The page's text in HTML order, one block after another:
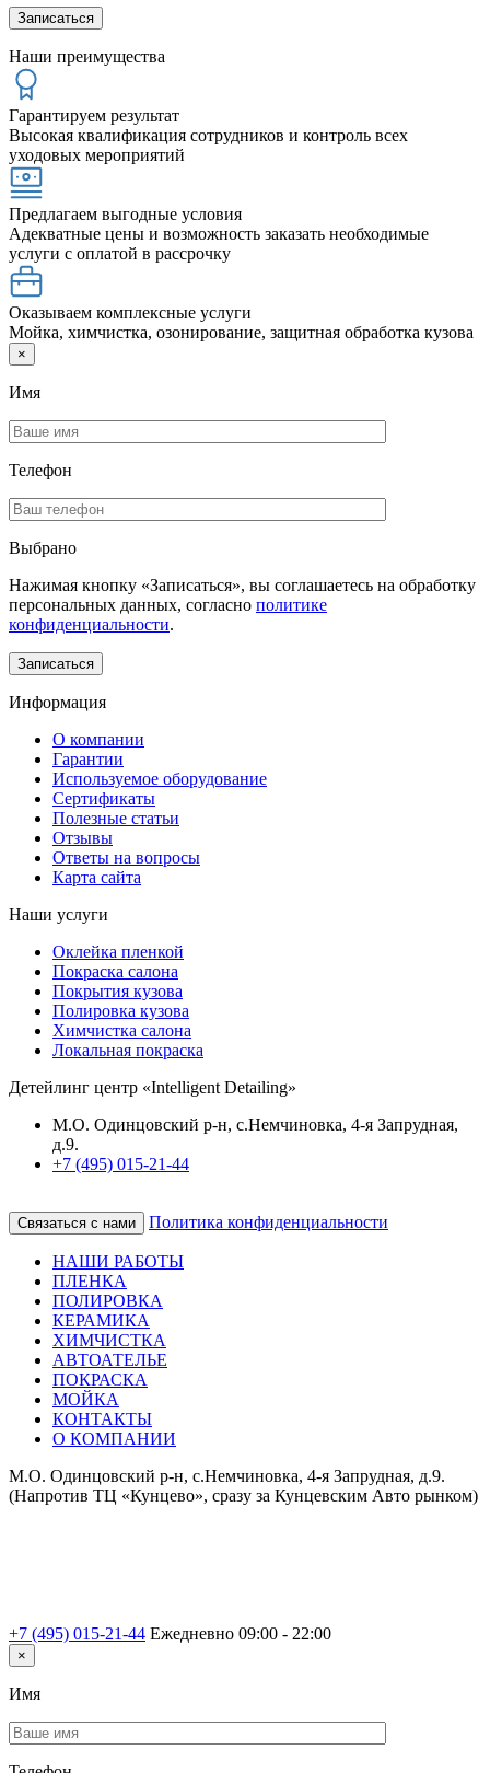
Наши преимущества
Гарантируем результат
Высокая квалификация сотрудников и контроль всех
уходовых мероприятий
Предлагаем выгодные условия
Адекватные цены и возможность заказать необходимые
услуги с оплатой в рассрочку
Оказываем комплексные услуги
Мойка, химчистка, озонирование, защитная обработка кузова
×
Имя
Телефон
Выбрано
Нажимая кнопку «Записаться», вы соглашаетесь на обработку
персональных данных, согласно политике
конфиденциальности.
Информация
О компании
Гарантии
Используемое оборудование
Сертификаты
Полезные статьи
Отзывы
Ответы на вопросы
Карта сайта
Наши услуги
Оклейка пленкой
Покраска салона
Покрытия кузова
Полировка кузова
Химчистка салона
Локальная покраска
Детейлинг центр «Intelligent Detailing»
М.О. Одинцовский р-н, с.Немчиновка, 4-я Запрудная,
д.9.
+7 (495) 015-21-44
Связаться с нами Политика конфиденциальности
НАШИ РАБОТЫ
ПЛЕНКА
ПОЛИРОВКА
КЕРАМИКА
ХИМЧИСТКА
АВТОАТЕЛЬЕ
ПОКРАСКА
МОЙКА
КОНТАКТЫ
О КОМПАНИИ
М.О. Одинцовский р-н, с.Немчиновка, 4-я Запрудная, д.9.
(Напротив ТЦ «Кунцево», сразу за Кунцевским Авто рынком)
+7 (495) 015-21-44 Ежедневно 09:00 - 22:00
×
Имя